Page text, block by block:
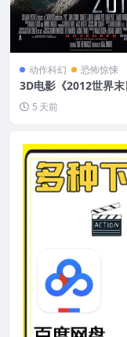
动作科幻 恐怖惊悚
3D电影《2012世界末
右3D版 国语高清 下载
5 天前